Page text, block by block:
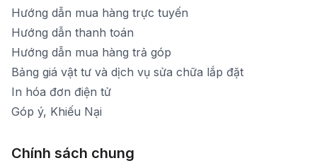
Hướng dẫn mua hàng trực tuyến
Hướng dẫn thanh toán
Hướng dẫn mua hàng trả góp
Bảng giá vật tư và dịch vụ sửa chữa lắp đặt
In hóa đơn điện tử
Góp ý, Khiếu Nại
Chính sách chung